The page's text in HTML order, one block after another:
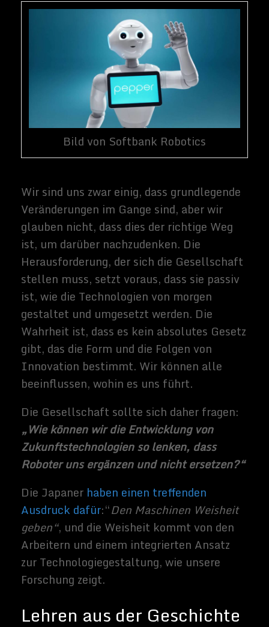
beeinflussen, wohin es uns führt.
Die Gesellschaft sollte sich daher fragen:
„Wie können wir die Entwicklung von
Zukunftstechnologien so lenken, dass
Roboter uns ergänzen und nicht ersetzen?“
haben einen treffenden
Den Maschinen Weisheit
, und die Weisheit kommt von den
Arbeitern und einem integrierten Ansatz
zur Technologiegestaltung, wie unsere
Forschung zeigt.
Es steht außer Frage, dass kommende
Technologien wie die KI einige
Arbeitsplätze streichen werden, wie in der
Vergangenheit die Industrialisierung.
Mehr als die Hälfte der amerikanischen
Arbeitskräftewar in den 1890er Jahren in
der Landwirtschaft tätig, als es sich noch
um eine körperlich anspruchsvolle,
arbeitsintensive Industrie handelte. Heute
sind dank der Mechanisierung und des
Einsatzes von hochentwickelter
Datenanalytik für den Betrieb von
Feldfrüchten und Rindern weniger als 2
Prozentin der Landwirtschaft tätig, aber
ihre Produktion istdeutlich höher
Arbeitsplätze schaffen. Nachdem die
Dampfmaschinen in den 1800er Jahren die
Wasserräder als Energiequelle in der
Produktion ersetzten, hat sich die Branche
von 1,2 Millionen Arbeitsplätzen 1830 auf
8,3 Millionen bis 1910versechsfacht
Ähnlich befürchteten viele, dass die
Entstehung des Geldautomaten in den
frühen 1970er Jahren dieBankauszähler
ablösen würde. Doch obwohl die Maschinen
mittlerweile allgegenwärtig sind,
heute tatsächlich mehr Angestellte, die
eine größere Vielfalt an
Kundendienstaufgaben erledigen.
Welle von Technologien mehr
Arbeitsplätze schafft als sie zerstört, lohnt